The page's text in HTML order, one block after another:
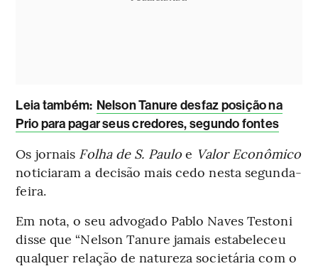
Leia também: Nelson Tanure desfaz posição na
Prio para pagar seus credores, segundo fontes
Os jornais Folha de S. Paulo e Valor Econômico
noticiaram a decisão mais cedo nesta segunda-
feira.
Em nota, o seu advogado Pablo Naves Testoni
disse que “Nelson Tanure jamais estabeleceu
qualquer relação de natureza societária com o